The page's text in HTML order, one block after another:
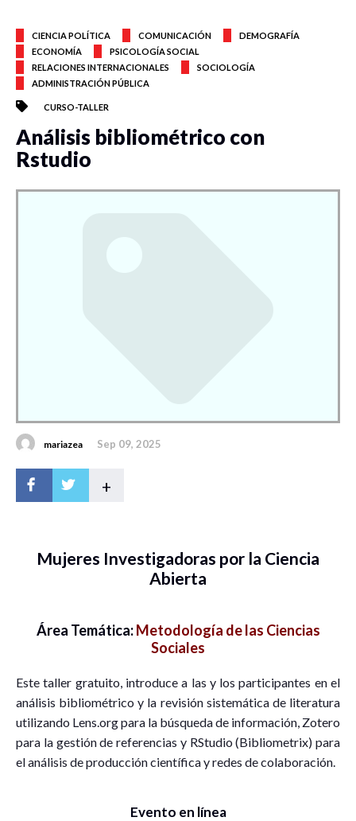
CIENCIA POLÍTICA COMUNICACIÓN
DEMOGRAFÍA
ECONOMÍA
PSICOLOGÍA SOCIAL
RELACIONES INTERNACIONALES
SOCIOLOGÍA
ADMINISTRACIÓN PÚBLICA
CURSO-TALLER
Análisis bibliométrico con
Rstudio
mariazea Sep 09, 2025
+
Mujeres Investigadoras por la Ciencia
Abierta
Área Temática:Metodología de las Ciencias
Sociales
Este taller gratuito, introduce a las y los participantes en el
análisis bibliométrico y la revisión sistemática de literatura
utilizando Lens.org para la búsqueda de información, Zotero
para la gestión de referencias y RStudio (Bibliometrix) para
el análisis de producción científica y redes de colaboración.
Evento en línea